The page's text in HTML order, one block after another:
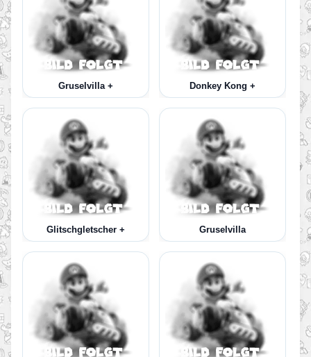
Gruselvilla + Donkey Kong +
Glitschgletscher + Gruselvilla